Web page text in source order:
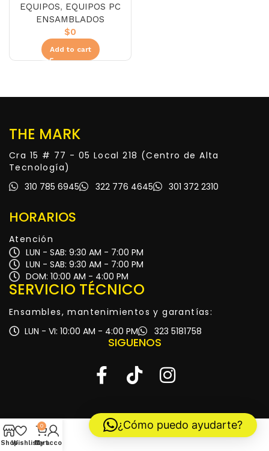
EQUIPOS, EQUIPOS PC
ENSAMBLADOS
$0
Add to cart
THE MARK
Cra 15 # 77 - 05 Local 218 (Centro de Alta
Tecnología)
310 785 6945
322 776 4645 301 372 2310
HORARIOS
Atención
LUN - SAB: 9:30 AM - 7:00 PM
LUN - SAB: 9:30 AM - 7:00 PM
DOM: 10:00 AM - 4:00 PM
SERVICIO TÉCNICO
Ensambles, mantenimientos y garantías:
LUN - VI: 10:00 AM - 4:00 PM
323 5181758
SIGUENOS
ShopWishlist
0
Cart
My account
¿Cómo puedo ayudarte?